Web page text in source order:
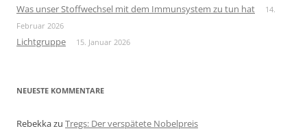
Was unser Stoffwechsel mit dem Immunsystem zu tun hat
14.
Februar 2026
Lichtgruppe 15. Januar 2026
NEUESTE KOMMENTARE
Rebekkazu Tregs: Der verspätete Nobelpreis